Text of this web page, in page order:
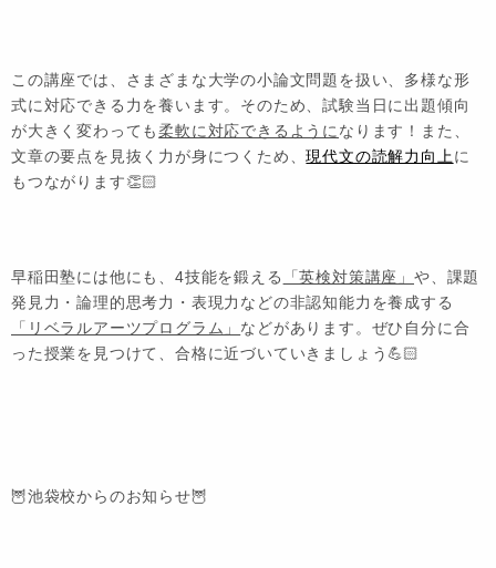
この講座では、さまざまな大学の小論文問題を扱い、多様な形
式に対応できる力を養います。そのため、試験当日に出題傾向
が大きく変わっても柔軟に対応できるように なります！また、
文章の要点を見抜く力が身につくため、現代文の読解力向上に
もつながります👏🏻
早稲田塾には他にも、4技能を鍛える 「英検対策講座」や、課題
発見力・論理的思考力・表現力などの非認知能力を養成する
「リベラルアーツプログラム」 などがあります。ぜひ自分に合
った授業を見つけて、合格に近づいていきましょう💪🏻
🦉池袋校からのお知らせ🦉